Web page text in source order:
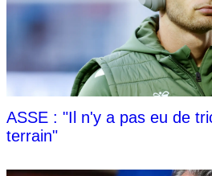
ASSE : "Il n'y a pas eu de
terrain"